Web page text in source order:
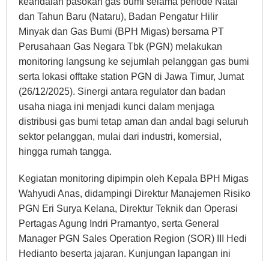
dan Tahun Baru (Nataru), Badan Pengatur Hilir
Minyak dan Gas Bumi (BPH Migas) bersama PT
Perusahaan Gas Negara Tbk (PGN) melakukan
monitoring langsung ke sejumlah pelanggan gas bumi
serta lokasi offtake station PGN di Jawa Timur, Jumat
(26/12/2025). Sinergi antara regulator dan badan
usaha niaga ini menjadi kunci dalam menjaga
distribusi gas bumi tetap aman dan andal bagi seluruh
sektor pelanggan, mulai dari industri, komersial,
hingga rumah tangga.
Kegiatan monitoring dipimpin oleh Kepala BPH Migas
Wahyudi Anas, didampingi Direktur Manajemen Risiko
PGN Eri Surya Kelana, Direktur Teknik dan Operasi
Pertagas Agung Indri Pramantyo, serta General
Manager PGN Sales Operation Region (SOR) III Hedi
Hedianto beserta jajaran. Kunjungan lapangan ini